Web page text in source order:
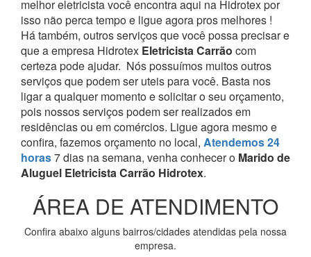
melhor eletricista você encontra aqui na Hidrotex por
isso não perca tempo e ligue agora pros melhores !
Há também, outros serviços que você possa precisar e
que a empresa Hidrotex Eletricista Carrão com
certeza pode ajudar. Nós possuímos muitos outros
serviços que podem ser uteis para você. Basta nos
ligar a qualquer momento e solicitar o seu orçamento,
pois nossos serviços podem ser realizados em
residências ou em comércios. Ligue agora mesmo e
confira, fazemos orçamento no local, Atendemos 24
horas7 dias na semana, venha conhecer o Marido de
Aluguel Eletricista Carrão Hidrotex.
ÁREA DE ATENDIMENTO
Confira abaixo alguns bairros/cidades atendidas pela nossa
empresa.